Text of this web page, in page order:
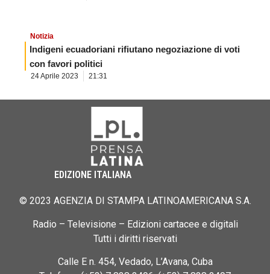
Notizia
Indigeni ecuadoriani rifiutano negoziazione di voti
con favori politici
24 Aprile 2023 21:31
EDIZIONE ITALIANA
© 2023 AGENZIA DI STAMPA LATINOAMERICANA S.A.
Radio – Televisione – Edizioni cartacee e digitali
Tutti i diritti riservati
Calle E n. 454, Vedado, L’Avana, Cuba